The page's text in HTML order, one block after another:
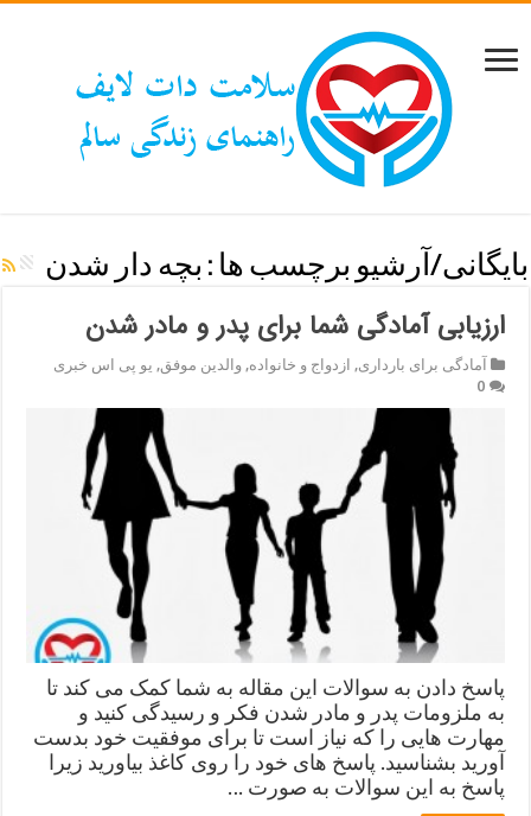
بایگانی/آرشیو برچسب ها : بچه دار شدن
ارزیابی آمادگی شما برای پدر و مادر شدن
آمادگی برای بارداری, ازدواج و خانواده,والدین موفق, یو پی اس خبری
0
پاسخ دادن به سوالات این مقاله به شما کمک می کند تا
به ملزومات پدر و مادر شدن فکر و رسیدگی کنید و
مهارت هایی را که نیاز است تا برای موفقیت خود بدست
آورید بشناسید. پاسخ های خود را روی کاغذ بیاورید زیرا
پاسخ به این سوالات به صورت …